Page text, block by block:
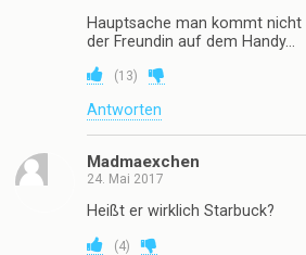
Hauptsache man kommt
der Freundin auf dem Handy…
(13)
Antworten
Madmaexchen
24. Mai 2017
Heißt er wirklich Starbuck?
(4)